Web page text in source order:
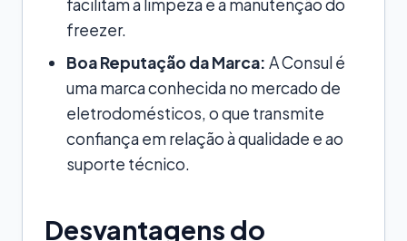
facilitam a limpeza e a manutenção do
freezer.
Boa Reputação da Marca: A Consul é
uma marca conhecida no mercado de
eletrodomésticos, o que transmite
confiança em relação à qualidade e ao
suporte técnico.
Desvantagens do